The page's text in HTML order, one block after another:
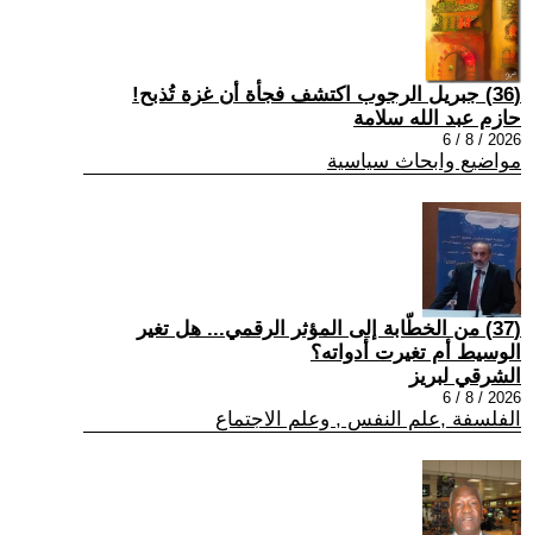
(36) جبريل الرجوب اكتشف فجأة أن غزة تُذبح!
حازم عبد الله سلامة
2026 / 8 / 6
مواضيع وابحاث سياسية
(37) من الخطّابة إلى المؤثر الرقمي... هل تغير
الوسيط أم تغيرت أدواته؟
الشرقي لبريز
2026 / 8 / 6
الفلسفة ,علم النفس , وعلم الاجتماع